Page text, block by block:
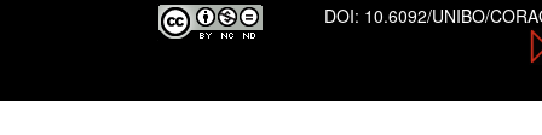
DOI: 10.6092/UNIBO/